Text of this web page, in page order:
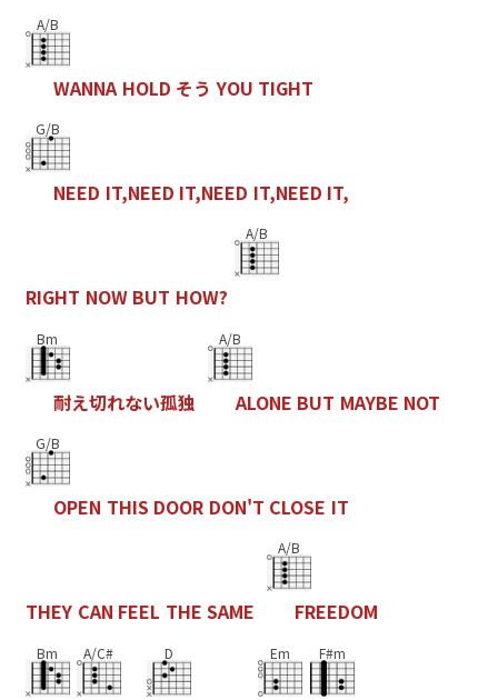
A/B
WANNA HOLD そう YOU TIGHT
G/B
NEED IT,NEED IT,NEED IT,NEED IT,
RIGHT NOW BUT HOW?
A/B
Bm
耐え切れない孤独
A/B
ALONE BUT MAYBE NOT
G/B
OPEN THIS DOOR DON'T CLOSE IT
THEY CAN FEEL THE SAME
A/B
FREEDOM
Bm A/C# D Em F#m